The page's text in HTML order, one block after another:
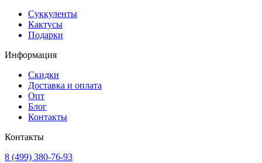
Суккуленты
Кактусы
Подарки
Информация
Скидки
Доставка и оплата
Опт
Блог
Контакты
Контакты
8 (499) 380-76-93